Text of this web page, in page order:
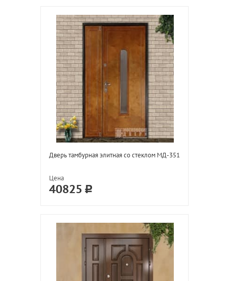
Дверь тамбурная элитная со стеклом МД-351
Цена
40825